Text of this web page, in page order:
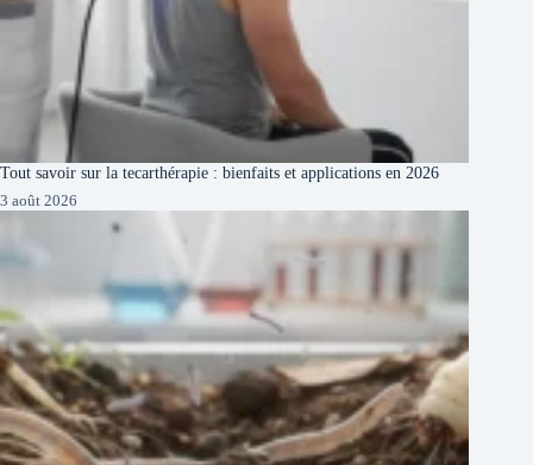
Tout savoir sur la tecarthérapie : bienfaits et applications en 2026
3 août 2026